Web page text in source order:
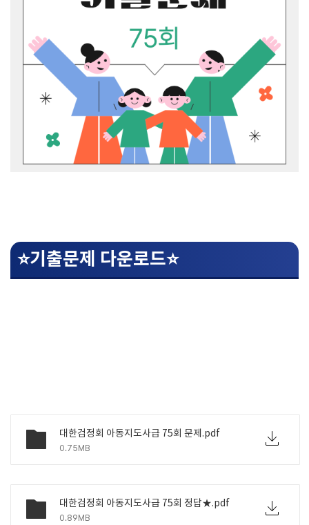
⭐기출문제 다운로드⭐
대한검정회 아동지도사급 75회 문제.pdf
0.75MB
대한검정회 아동지도사급 75회 정답★.pdf
0.89MB